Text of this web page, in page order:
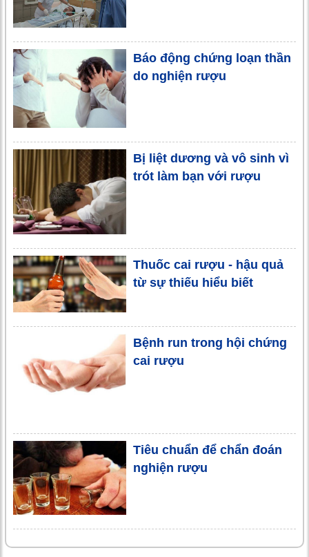
Báo động chứng loạn thần
do nghiện rượu
Bị liệt dương và vô sinh vì
trót làm bạn với rượu
Thuốc cai rượu - hậu quả
từ sự thiếu hiểu biết
Bệnh run trong hội chứng
cai rượu
Tiêu chuẩn để chẩn đoán
nghiện rượu